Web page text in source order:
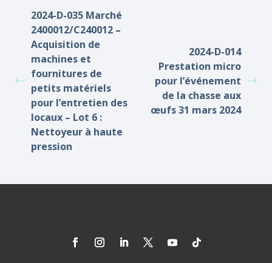
2024-D-035 Marché
2400012/C240012 –
Acquisition de
machines et
fournitures de
petits matériels
pour l’entretien des
locaux – Lot 6 :
Nettoyeur à haute
pression
2024-D-014
Prestation micro
pour l’événement
de la chasse aux
œufs 31 mars 2024